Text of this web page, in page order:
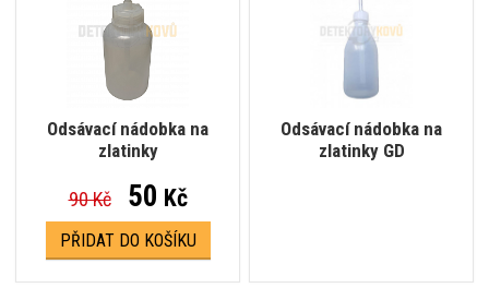
Odsávací nádobka na
zlatinky
90 Kč 50 Kč
PŘIDAT DO KOŠÍKU
Odsávací nádobka na
zlatinky GD